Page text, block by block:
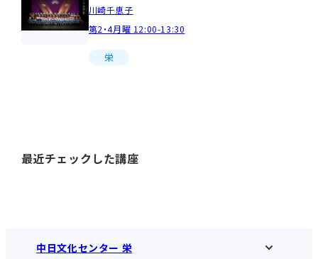
川崎千恵子
第2・4月曜 12:00-13:30
栄
最近チェックした講座
中日文化センター 栄